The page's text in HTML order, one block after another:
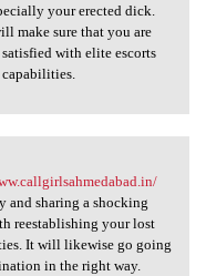
your erected dick.
make sure that you are
with elite escorts
and sharing a shocking
reestablishing your lost
It will likewise go going
in the right way.